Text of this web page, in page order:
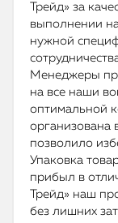
Трейд» за
выполнении
нужной
Менеджеры
на все наши
оптимальной
организована
позволило
Упаковка
прибыл в
Трейд» наш
без лишних